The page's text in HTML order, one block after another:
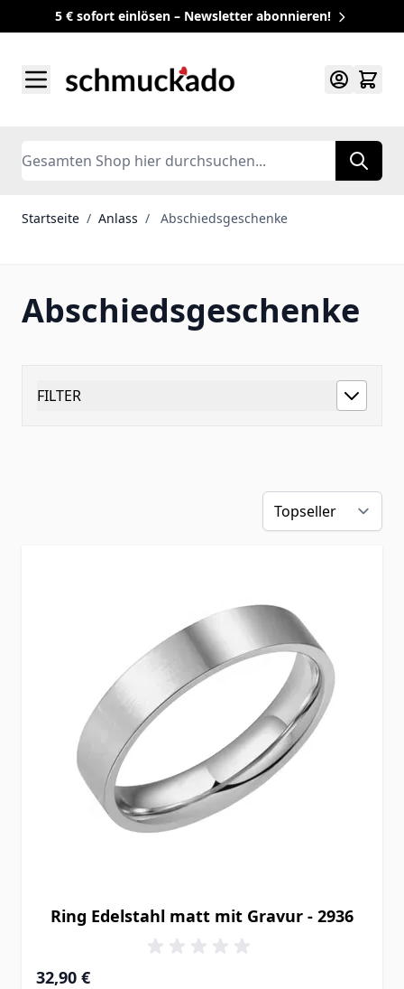
5 € sofort einlösen – Newsletter abonnieren!
Search
Startseite / Anlass / Abschiedsgeschenke
Abschiedsgeschenke
FILTER
Ring Edelstahl matt mit Gravur - 2936
32,90 €